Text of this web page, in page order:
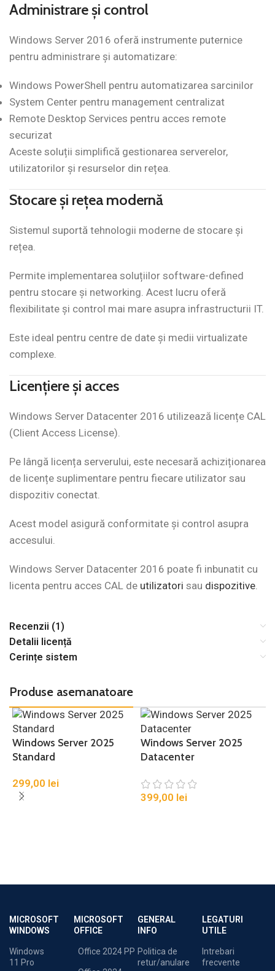
Administrare și control
Windows Server 2016 oferă instrumente puternice
pentru administrare și automatizare:
Windows PowerShell pentru automatizarea sarcinilor
System Center pentru management centralizat
Remote Desktop Services pentru acces remote
securizat
Aceste soluții simplifică gestionarea serverelor,
utilizatorilor și resurselor din rețea.
Stocare și rețea modernă
Sistemul suportă tehnologii moderne de stocare și
rețea.
Permite implementarea soluțiilor software-defined
pentru stocare și networking. Acest lucru oferă
flexibilitate și control mai mare asupra infrastructurii IT.
Este ideal pentru centre de date și medii virtualizate
complexe.
Licențiere și acces
Windows Server Datacenter 2016 utilizează licențe CAL
(Client Access License).
Pe lângă licența serverului, este necesară achiziționarea
de licențe suplimentare pentru fiecare utilizator sau
dispozitiv conectat.
Acest model asigură conformitate și control asupra
accesului.
Windows Server Datacenter 2016 poate fi inbunatit cu
licenta pentru acces CAL de utilizatori sau dispozitive.
Recenzii (1)
Detalii licență
Cerințe sistem
Produse asemanatoare
Windows Server 2025
Standard
299,00 lei
Windows Server 2025
Datacenter
399,00 lei
MICROSOFT
WINDOWS
Windows
11 Pro
MICROSOFT
OFFICE
Office 2024 PP
GENERAL
INFO
Politica de
retur/anulare
LEGATURI
UTILE
Intrebari
frecvente